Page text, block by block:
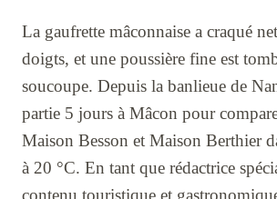
La gaufrette mâconnaise a craqué
doigts, et une poussière fine est
soucoupe. Depuis la banlieue de
partie 5 jours à Mâcon pour
Maison Besson et Maison Berthier
à 20 °C. En tant que rédactrice